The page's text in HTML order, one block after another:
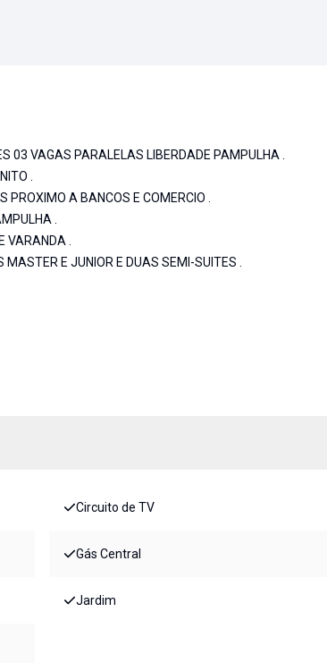
03 VAGAS PARALELAS LIBERDADE PAMPULHA .
.
PROXIMO A BANCOS E COMERCIO .
.
VARANDA .
E JUNIOR E DUAS SEMI-SUITES .
Circuito de TV
Gás Central
Jardim